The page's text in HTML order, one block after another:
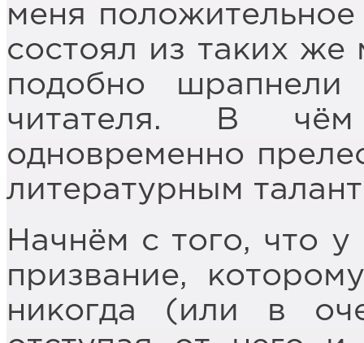
меня
состоял из таких
подобно шрапнели
читателя. В
одновременно
литературным
Начнём с того, что
призвание,
никогда (или в